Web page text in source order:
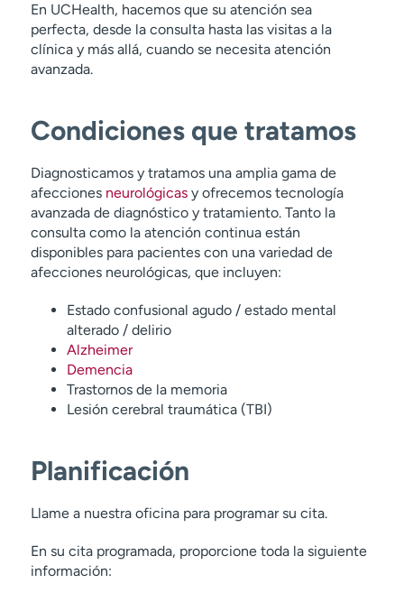
En UCHealth, hacemos que su atención sea
perfecta, desde la consulta hasta las visitas a la
clínica y más allá, cuando se necesita atención
avanzada.
Condiciones que tratamos
Diagnosticamos y tratamos una amplia gama de
afecciones neurológicasy ofrecemos tecnología
avanzada de diagnóstico y tratamiento. Tanto la
consulta como la atención continua están
disponibles para pacientes con una variedad de
afecciones neurológicas, que incluyen:
Estado confusional agudo / estado mental
alterado / delirio
Alzheimer
Demencia
Trastornos de la memoria
Lesión cerebral traumática (TBI)
Planificación
Llame a nuestra oficina para programar su cita.
En su cita programada, proporcione toda la siguiente
información: